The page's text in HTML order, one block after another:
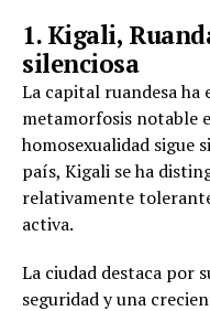
1. Kigali,
silenciosa
La capital ruandesa ha
metamorfosis notable
homosexualidad sigue
país, Kigali se ha
relativamente
activa.
La ciudad destaca por
seguridad y una